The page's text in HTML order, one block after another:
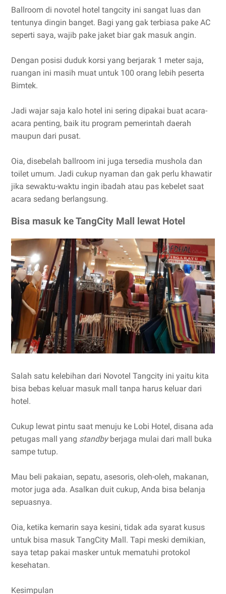
Ballroom di novotel hotel tangcity ini sangat luas dan
tentunya dingin banget. Bagi yang gak terbiasa pake AC
seperti saya, wajib pake jaket biar gak masuk angin.
Dengan posisi duduk korsi yang berjarak 1 meter saja,
ruangan ini masih muat untuk 100 orang lebih peserta
Bimtek.
Jadi wajar saja kalo hotel ini sering dipakai buat acara-
acara penting, baik itu program pemerintah daerah
maupun dari pusat.
Oia, disebelah ballroom ini juga tersedia mushola dan
toilet umum. Jadi cukup nyaman dan gak perlu khawatir
jika sewaktu-waktu ingin ibadah atau pas kebelet saat
acara sedang berlangsung.
Bisa masuk ke TangCity Mall lewat Hotel
Salah satu kelebihan dari Novotel Tangcity ini yaitu kita
bisa bebas keluar masuk mall tanpa harus keluar dari
hotel.
Cukup lewat pintu saat menuju ke Lobi Hotel, disana ada
petugas mall yang standbyberjaga mulai dari mall buka
sampe tutup.
Mau beli pakaian, sepatu, asesoris, oleh-oleh, makanan,
motor juga ada. Asalkan duit cukup, Anda bisa belanja
sepuasnya.
Oia, ketika kemarin saya kesini, tidak ada syarat kusus
untuk bisa masuk TangCity Mall. Tapi meski demikian,
saya tetap pakai masker untuk mematuhi protokol
kesehatan.
Kesimpulan